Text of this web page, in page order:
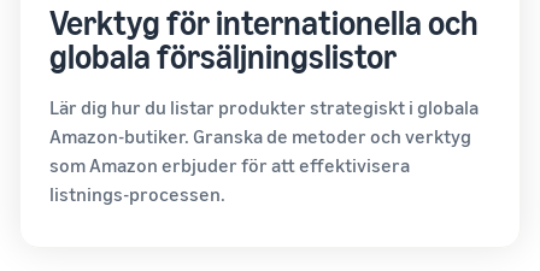
Verktyg för internationella och
globala försäljningslistor
Lär dig hur du listar produkter strategiskt i globala
Amazon-butiker. Granska de metoder och verktyg
som Amazon erbjuder för att effektivisera
listnings-processen.